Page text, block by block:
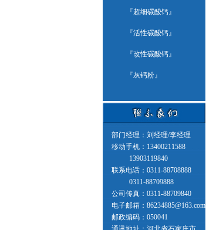
『超细碳酸钙』
『活性碳酸钙』
『改性碳酸钙』
『灰钙粉』
部门经理：刘经理/李经理
移动手机：13400211588
13903119840
联系电话：0311-88708888
0311-88709888
公司传真：0311-88709840
电子邮箱：86234885@163.com
邮政编码：050041